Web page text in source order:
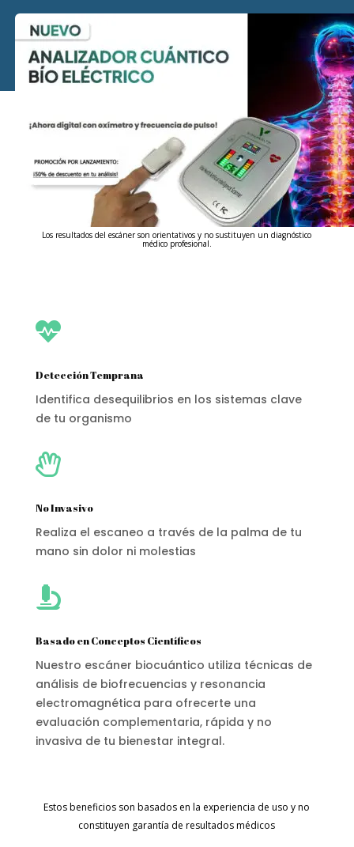
Los resultados del escáner son orientativos y no sustituyen un diagnóstico
médico profesional.

Detección Temprana
Identifica desequilibrios en los sistemas clave
de tu organismo

No Invasivo
Realiza el escaneo a través de la palma de tu
mano sin dolor ni molestias

Basado en Conceptos Científicos
Nuestro escáner biocuántico utiliza técnicas de
análisis de biofrecuencias y resonancia
electromagnética para ofrecerte una
evaluación complementaria, rápida y no
invasiva de tu bienestar integral.
Estos beneficios son basados en la experiencia de uso y no
constituyen garantía de resultados médicos